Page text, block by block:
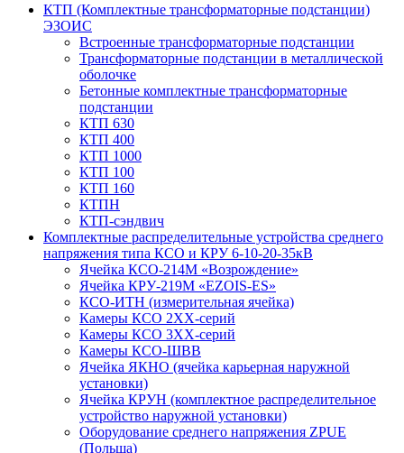
КТП (Комплектные трансформаторные подстанции)
ЭЗОИС
Встроенные трансформаторные подстанции
Трансформаторные подстанции в металлической
оболочке
Бетонные комплектные трансформаторные
подстанции
КТП 630
КТП 400
КТП 1000
КТП 100
КТП 160
КТПН
КТП-сэндвич
Комплектные распределительные устройства среднего
напряжения типа КСО и КРУ 6-10-20-35кВ
Ячейка КСО-214М «Возрождение»
Ячейка КРУ-219М «EZOIS-ES»
КСО-ИТН (измерительная ячейка)
Камеры КСО 2ХХ-серий
Камеры КСО 3ХХ-серий
Камеры КСО-ШВВ
Ячейка ЯКНО (ячейка карьерная наружной
установки)
Ячейка КРУН (комплектное распределительное
устройство наружной установки)
Оборудование среднего напряжения ZPUE
(Польша)